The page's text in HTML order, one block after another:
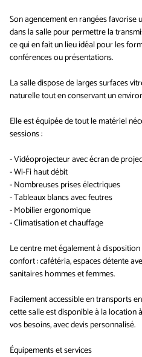
Son agencement en rangées favorise
dans la salle pour permettre la
ce qui en fait un lieu idéal pour les
conférences ou présentations.
La salle dispose de larges surfaces
naturelle tout en conservant un
Elle est équipée de tout le matériel
sessions :
- Vidéoprojecteur avec écran de
- Wi-Fi haut débit
- Nombreuses prises électriques
- Tableaux blancs avec feutres
- Mobilier ergonomique
- Climatisation et chauffage
Le centre met également à
confort : cafétéria, espaces détente
sanitaires hommes et femmes.
Facilement accessible en transports
cette salle est disponible à la location
vos besoins, avec devis personnalisé.
Équipements et services